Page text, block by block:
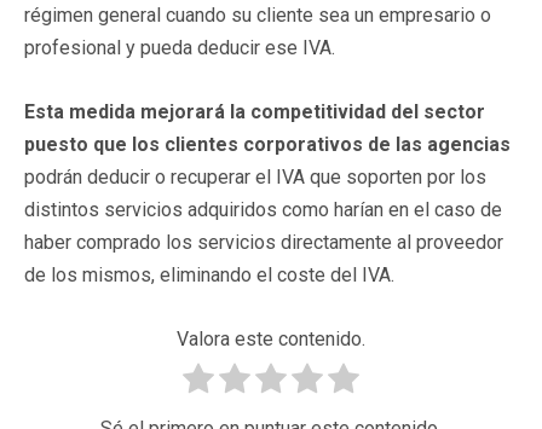
régimen general cuando su cliente sea un empresario o
profesional y pueda deducir ese IVA.
Esta medida mejorará la competitividad del sector
puesto que los clientes corporativos de las agencias
podrán deducir o recuperar el IVA que soporten por los
distintos servicios adquiridos como harían en el caso de
haber comprado los servicios directamente al proveedor
de los mismos, eliminando el coste del IVA.
Valora este contenido.